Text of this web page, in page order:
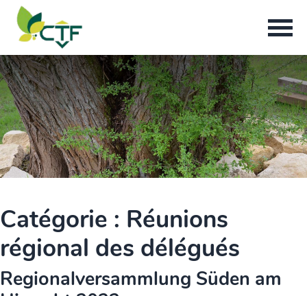
Catégorie : Réunions
régional des délégués
Regionalversammlung Süden am